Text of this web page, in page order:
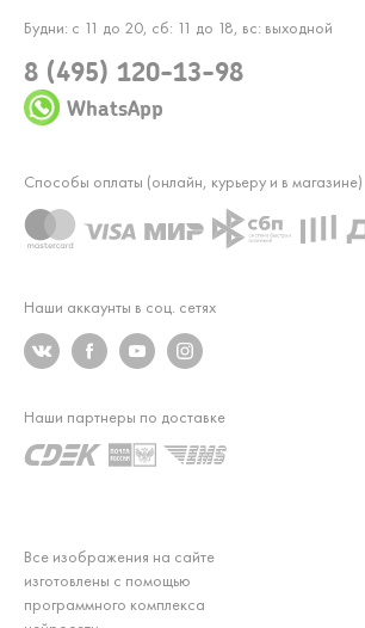
Будни: с 11 до 20, сб: 11 до 18, вс: выходной
8 (495) 120-13-98
WhatsApp
Наши аккаунты в соц. сетях
Все изображения на сайте
изготовлены с помощью
программного комплекса
Способы оплаты (онлайн, курьеру и в магазине)
Наши партнеры по доставке